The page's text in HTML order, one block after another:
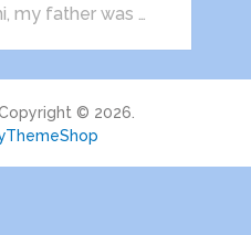
my father was …
© 2026.